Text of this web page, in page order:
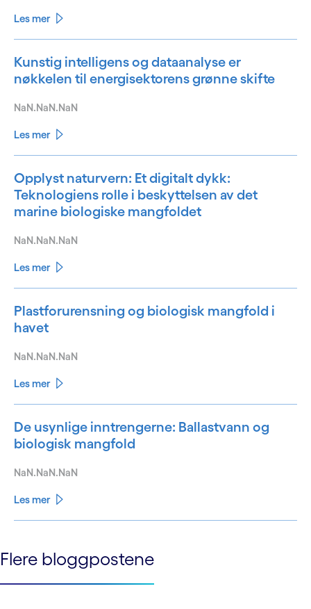
Les mer
Kunstig intelligens og dataanalyse er
nøkkelen til energisektorens grønne skifte
NaN.NaN.NaN
Les mer
Opplyst naturvern: Et digitalt dykk:
Teknologiens rolle i beskyttelsen av det
marine biologiske mangfoldet
NaN.NaN.NaN
Les mer
Plastforurensning og biologisk mangfold i
havet
NaN.NaN.NaN
Les mer
De usynlige inntrengerne: Ballastvann og
biologisk mangfold
NaN.NaN.NaN
Les mer
See more See less
Flere bloggpostene